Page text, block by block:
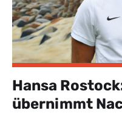
Hansa
übernimmt